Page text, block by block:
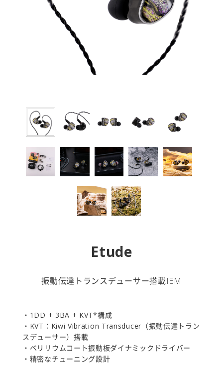
Etude
振動伝達トランスデューサー搭載IEM
・1DD + 3BA + KVT*構成
・KVT：Kiwi Vibration Transducer（振動伝達トラン
スデューサー）搭載
・ベリリウムコート振動板ダイナミックドライバー
・精密なチューニング設計